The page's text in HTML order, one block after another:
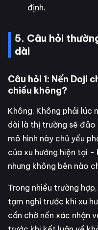
định.
5. Câu hỏi
dài
Câu hỏi 1: Nến Doji
chiều không?
Không. Không phải lúc
dài là thị trường sẽ đảo
mô hình này chủ yếu
của xu hướng hiện tại -
nhưng không bên nào
Trong nhiều trường
tạm nghỉ trước khi xu
cần chờ nến xác nhận